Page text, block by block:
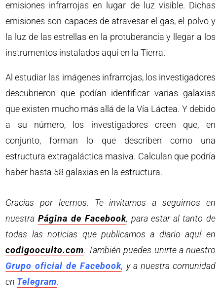
emisiones infrarrojas en lugar de luz visible. Dichas
emisiones son capaces de atravesar el gas, el polvo y
la luz de las estrellas en la protuberancia y llegar a los
instrumentos instalados aquí en la Tierra.
Al estudiar las imágenes infrarrojas, los investigadores
descubrieron que podían identificar varias galaxias
que existen mucho más allá de la Vía Láctea. Y debido
a su número, los investigadores creen que, en
conjunto, forman lo que describen como una
estructura extragaláctica masiva. Calculan que podría
haber hasta 58 galaxias en la estructura.
Gracias por leernos. Te invitamos a seguirnos en
nuestra Página de Facebook, para estar al tanto de
todas las noticias que publicamos a diario aquí en
codigooculto.com. También puedes unirte a nuestro
Grupo oficial de Facebook, y a nuestra comunidad
en Telegram.